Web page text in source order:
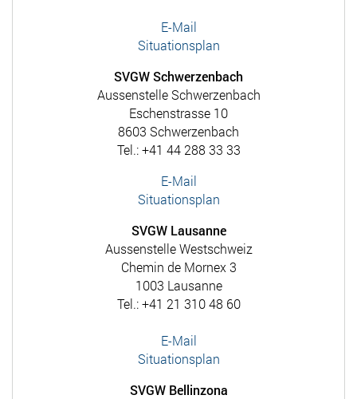
E-Mail
Situationsplan
SVGW Schwerzenbach
Aussenstelle Schwerzenbach
Eschenstrasse 10
8603 Schwerzenbach
Tel.: +41 44 288 33 33
E-Mail
Situationsplan
SVGW Lausanne
Aussenstelle Westschweiz
Chemin de Mornex 3
1003 Lausanne
Tel.: +41 21 310 48 60
E-Mail
Situationsplan
SVGW Bellinzona